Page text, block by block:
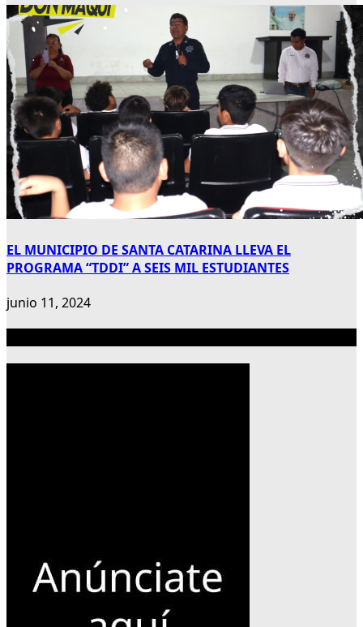
EL MUNICIPIO DE SANTA CATARINA LLEVA EL
PROGRAMA “TDDI” A SEIS MIL ESTUDIANTES
junio 11, 2024